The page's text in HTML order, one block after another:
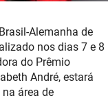
Alemanha de
nos dias 7 e 8
do Prêmio
André, estará
área de